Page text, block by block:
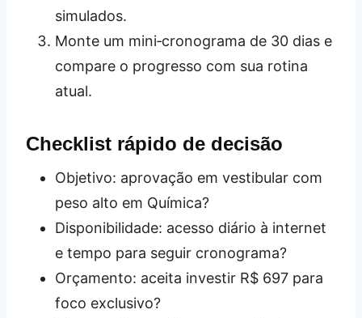
simulados.
Monte um mini‑cronograma de 30 dias e
compare o progresso com sua rotina
atual.
Checklist rápido de decisão
Objetivo: aprovação em vestibular com
peso alto em Química?
Disponibilidade: acesso diário à internet
e tempo para seguir cronograma?
Orçamento: aceita investir R$ 697 para
foco exclusivo?